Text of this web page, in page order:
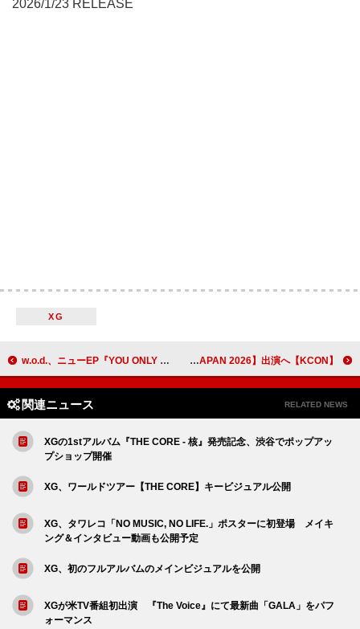
2026/1/23 RELEASE
XG
w.o.d.、ニューEP『YOU ONLY LIVE ONCE. EP』収録内容解禁＆ジャケ写、ティザームービー公開 【KCON】2026年は日本とアメリカで開催決定 &TEAM／ALPHA DRIVE ONE／CORTIS／INI／JO1／TWSらが【KCON JAPAN 2026】出演へ
関連ニュース RELATED NEWS
XGの1stアルバム『THE CORE - 核』発売記念、渋谷でポップアッ
プショップ開催
XG、ワールドツアー【THE CORE】キービジュアル公開
XG、タワレコ「NO MUSIC, NO LIFE.」ポスターに初登場 メイキ
ング＆インタビュー動画も公開予定
XG、初のフルアルバムのメインビジュアルを公開
XGが米TV番組初出演 『The Voice』にて最新曲「GALA」をパフ
ォーマンス